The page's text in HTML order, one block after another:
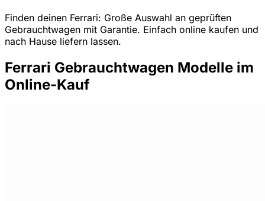
Finden deinen Ferrari: Große Auswahl an geprüften
Gebrauchtwagen mit Garantie. Einfach online kaufen und
nach Hause liefern lassen.
Ferrari Gebrauchtwagen Modelle im
Online-Kauf